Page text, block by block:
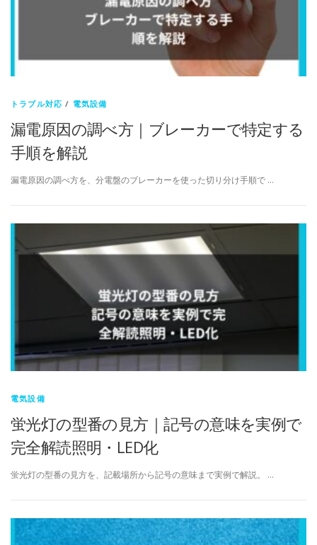
トラブル対応 / 電気設備
漏電原因の調べ方｜ブレーカーで特定する
手順を解説
漏電原因の調べ方を、分電盤のブレーカーを使った切り分け手順で …
電気設備
蛍光灯の型番の見方｜記号の意味を実例で
完全解読照明・LED化
蛍光灯の型番の見方を、記載場所から記号の意味まで実例で解説。 …